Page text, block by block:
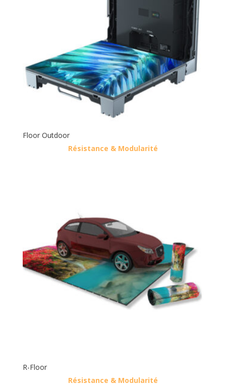
Floor Outdoor
Résistance & Modularité
R-Floor
Résistance & Modularité